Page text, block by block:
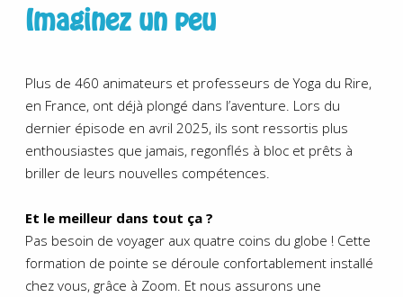
Imaginez un peu
Plus de 460 animateurs et professeurs de Yoga du Rire,
en France, ont déjà plongé dans l’aventure. Lors du
dernier épisode en avril 2025, ils sont ressortis plus
enthousiastes que jamais, regonflés à bloc et prêts à
briller de leurs nouvelles compétences.
Et le meilleur dans tout ça ?
Pas besoin de voyager aux quatre coins du globe ! Cette
formation de pointe se déroule confortablement installé
chez vous, grâce à Zoom. Et nous assurons une